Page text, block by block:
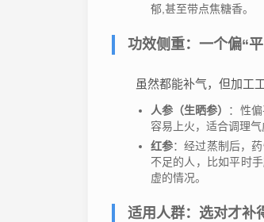
郁,甚至带点焦糖香。
功效侧重：一个偏“
虽然都能补气，但加工
人参（生晒参） ：性
容易上火，适合调理
红参：经过蒸制后，药
不足的人，比如平时
虚的情况。
适用人群：选对才补